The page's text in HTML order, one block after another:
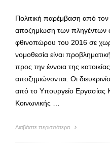
Πολιτική παρέμβαση από τον
αποζημίωση των πληγέντων
φθινοπώρου του 2016 σε
νομοθεσία είναι
προς την έννοια της
αποζημιώνονται. Οι
από το Υπουργείο Εργασίας
Κοινωνικής …
Διαβάστε περισσότερα